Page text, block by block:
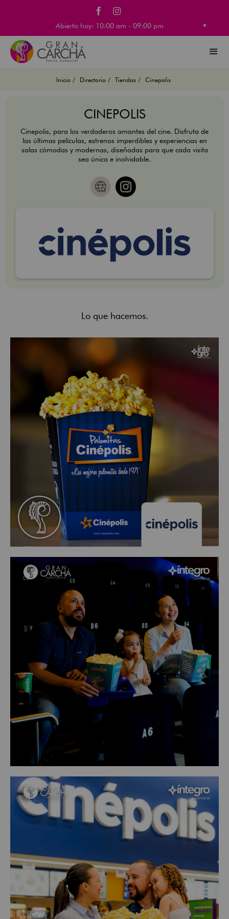
Abierto hoy: 10:00 am - 09:00 pm
Inicio / Directorio / Tiendas / Cinepolis
CINEPOLIS
Cinepolis, para los verdaderos amantes del cine. Disfruta de
las últimas películas, estrenos imperdibles y experiencias en
salas cómodas y modernas, diseñadas para que cada visita
sea única e inolvidable.
Lo que hacemos.